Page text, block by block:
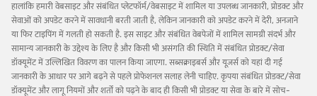
हालांकि हमारी वेबसाइट और संबंधित प्लेटफॉर्म/वेबसाइट में शामिल या उपलब्ध जानकारी, प्रोडक्ट और
सेवाओं को अपडेट करने में सावधानी बरती जाती है, लेकिन जानकारी को अपडेट करने में देरी, अनजाने
या फिर टाइपिंग में गलती हो सकती है. इस साइट और संबंधित वेबपेजों में शामिल सामग्री संदर्भ और
सामान्य जानकारी के उद्देश्य के लिए है और किसी भी असंगति की स्थिति में संबंधित प्रोडक्ट/सेवा
डॉक्यूमेंट में उल्लिखित विवरण का पालन किया जाएगा. सब्सक्राइबर्स और यूज़र्स को यहां दी गई
जानकारी के आधार पर आगे बढ़ने से पहले प्रोफेशनल सलाह लेनी चाहिए. कृपया संबंधित प्रोडक्ट/सेवा
डॉक्यूमेंट और लागू नियमों और शर्तों को पढ़ने के बाद ही किसी भी प्रोडक्ट या सेवा के बारे में सोच-